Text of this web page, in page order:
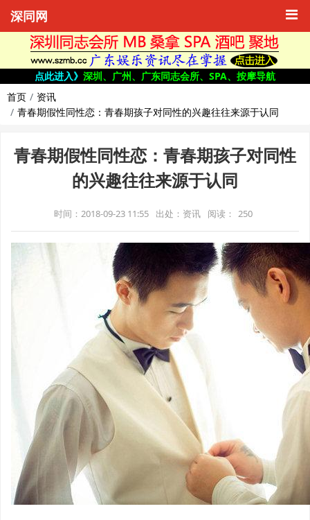
深同网
点此进入》 深圳、广州、广东同志会所、SPA、按摩导航
首页
资讯
青春期假性同性恋：青春期孩子对同性的兴趣往往来源于认同
青春期假性同性恋：青春期孩子对同性
的兴趣往往来源于认同
时间：2018-09-23 11:55 出处：资讯 阅读： 250